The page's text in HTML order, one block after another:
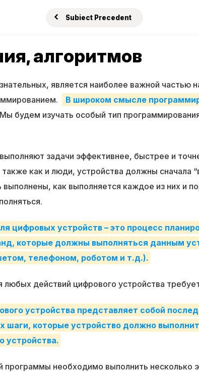
Subiect Precedent
алгоритмов
является наиболее важной частью
В широком смысле
будем изучать особый тип
задачи эффективнее, быстрее и
как и люди, устройства должны сначала
как выполняется каждое из них и
цифровых устройств – это процесс
которые должны выполняться данным
телефоном, роботом и т.д.).
действий цифрового устройства
устройства представляет собой
которые устройство должно
устройства.
программы необходимо выполнить несколько